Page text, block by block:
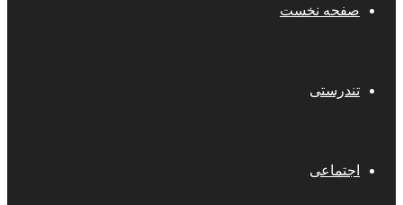
صفحه نخست
تندرستی
اجتماعی